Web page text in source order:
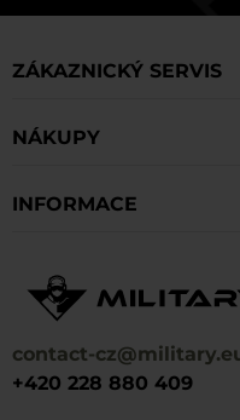
contact-
+420 228 880 409
ZÁKAZNICKÝ SERVIS
NÁKUPY
INFORMACE